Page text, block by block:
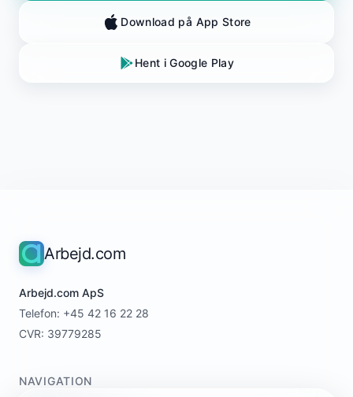
Download på App Store
Hent i Google Play
Arbejd.com
Arbejd.com ApS
Telefon: +45 42 16 22 28
CVR: 39779285
NAVIGATION